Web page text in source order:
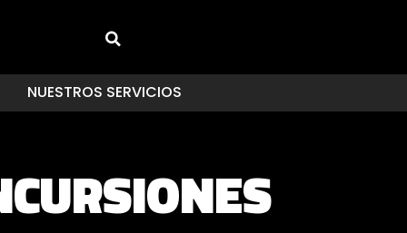
NUESTROS SERVICIOS